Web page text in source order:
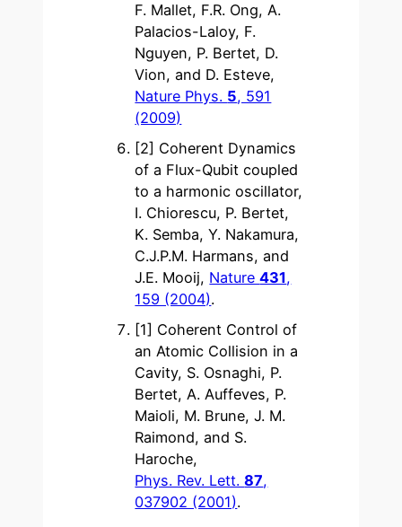
F. Mallet, F.R. Ong, A.
Palacios-Laloy, F.
Nguyen, P. Bertet, D.
Vion, and D. Esteve,
Nature Phys. 5, 591
(2009)
[2] Coherent Dynamics
of a Flux-Qubit coupled
to a harmonic oscillator,
I. Chiorescu, P. Bertet,
K. Semba, Y. Nakamura,
C.J.P.M. Harmans, and
J.E. Mooij, Nature431,
159 (2004).
[1] Coherent Control of
an Atomic Collision in a
Cavity, S. Osnaghi, P.
Bertet, A. Auffeves, P.
Maioli, M. Brune, J. M.
Raimond, and S.
Haroche,
Phys. Rev. Lett.87,
037902 (2001).